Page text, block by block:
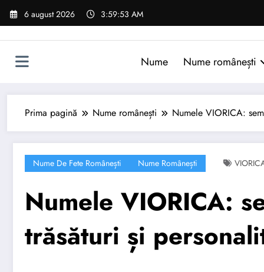
Sari
6 august 2026 3:59:54 AM
Nume Nume românești
Prima pagină Nume românești Numele VIORICA:
Nume De Fete Românești Nume Românești
Numele VIORICA:
trăsături și